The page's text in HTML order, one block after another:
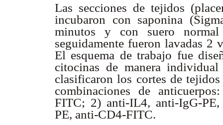
Las secciones de tejidos
incubaron con saponina
minutos y con suero
seguidamente fueron lavadas 2
El esquema de trabajo fue
citocinas de manera
clasificaron los cortes de
combinaciones de
FITC; 2) anti-IL4, anti-IgG-
PE, anti-CD4-FITC.